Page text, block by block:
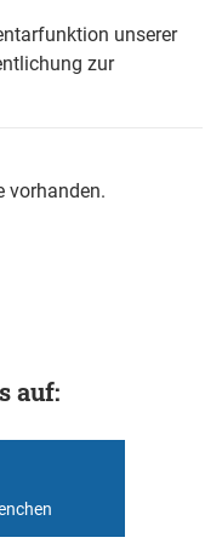
unserer
zur
vorhanden.
auf: